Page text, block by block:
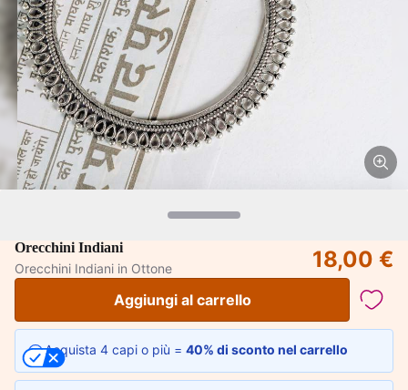
Orecchini Indiani
Orecchini Indiani in Ottone
18,00 €
Aggiungi al carrello
Acquista 4 capi o più = 40% di sconto nel carrello